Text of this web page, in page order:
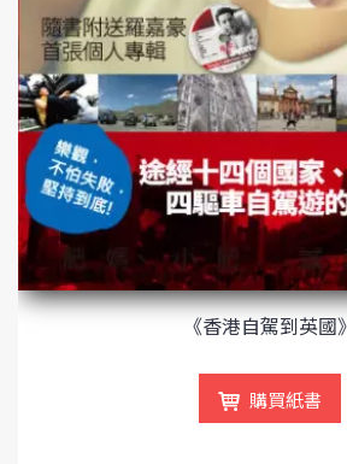
《香港自駕到英國》
購買紙書